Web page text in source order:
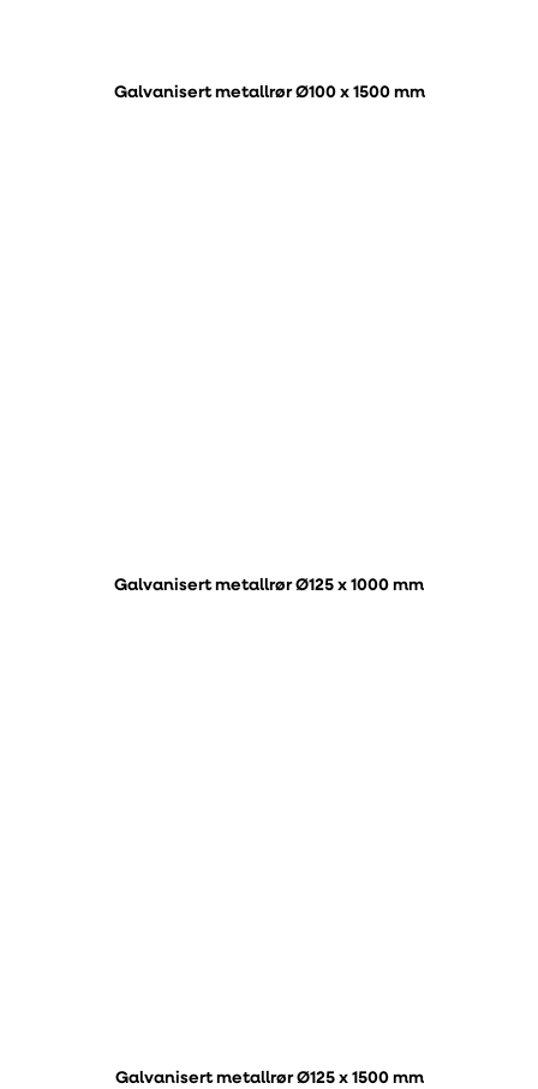
Galvanisert metallrør Ø100 x 1500 mm
Galvanisert metallrør Ø125 x 1000 mm
Galvanisert metallrør Ø125 x 1500 mm